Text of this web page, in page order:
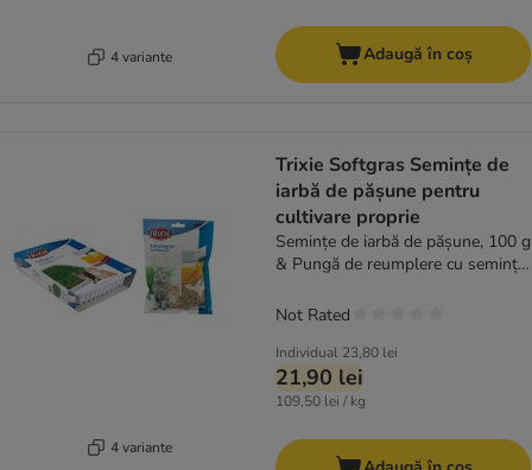
4 variante Adaugă în coș
4 variante
Trixie Softgras Semințe de
iarbă de pășune pentru
cultivare proprie
Semințe de iarbă de pășune, 100 g
& Pungă de reumplere cu semințe,
Individual 23,80 lei
21,90 lei
109,50 lei / kg
Not Rated